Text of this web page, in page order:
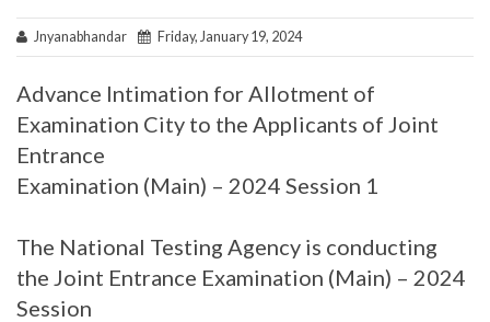
Jnyanabhandar Friday, January 19, 2024
Advance Intimation for Allotment of
Examination City to the Applicants of Joint
Entrance
Examination (Main) – 2024 Session 1
The National Testing Agency is conducting
the Joint Entrance Examination (Main) – 2024
Session